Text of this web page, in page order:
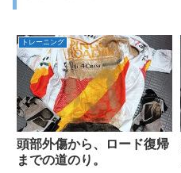
トレーニング
頭部外傷から、ロード復帰
までの道のり。